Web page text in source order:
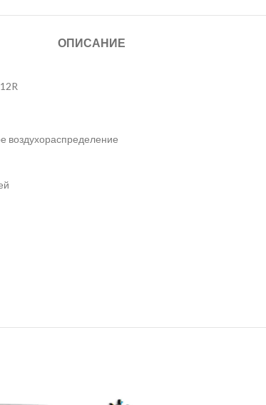
ОПИСАНИЕ
воздухораспределение